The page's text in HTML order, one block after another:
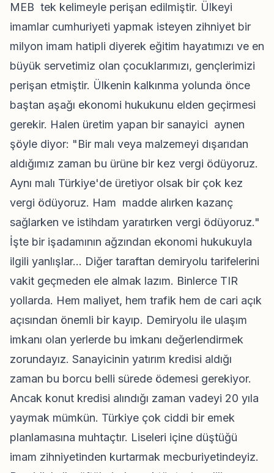
MEB tek kelimeyle perişan edilmiştir. Ülkeyi
imamlar cumhuriyeti yapmak isteyen zihniyet bir
milyon imam hatipli diyerek eğitim hayatımızı ve en
büyük servetimiz olan çocuklarımızı, gençlerimizi
perişan etmiştir. Ülkenin kalkınma yolunda önce
baştan aşağı ekonomi hukukunu elden geçirmesi
gerekir. Halen üretim yapan bir sanayici aynen
şöyle diyor: "Bir malı veya malzemeyi dışarıdan
aldığımız zaman bu ürüne bir kez vergi ödüyoruz.
Aynı malı Türkiye'de üretiyor olsak bir çok kez
vergi ödüyoruz. Ham madde alırken kazanç
sağlarken ve istihdam yaratırken vergi ödüyoruz."
İşte bir işadamının ağzından ekonomi hukukuyla
ilgili yanlışlar... Diğer taraftan demiryolu tarifelerini
vakit geçmeden ele almak lazım. Binlerce TIR
yollarda. Hem maliyet, hem trafik hem de cari açık
açısından önemli bir kayıp. Demiryolu ile ulaşım
imkanı olan yerlerde bu imkanı değerlendirmek
zorundayız. Sanayicinin yatırım kredisi aldığı
zaman bu borcu belli sürede ödemesi gerekiyor.
Ancak konut kredisi alındığı zaman vadeyi 20 yıla
yaymak mümkün. Türkiye çok ciddi bir emek
planlamasına muhtaçtır. Liseleri içine düştüğü
imam zihniyetinden kurtarmak mecburiyetindeyiz.